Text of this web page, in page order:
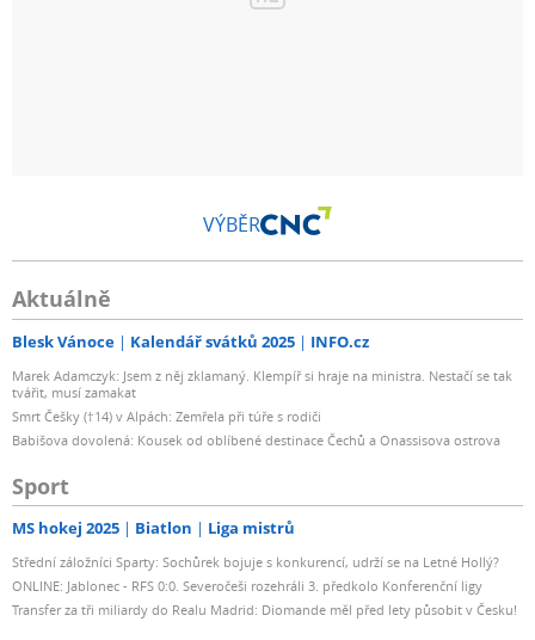
VÝBĚR
Aktuálně
Blesk Vánoce Kalendář svátků 2025 INFO.cz
Marek Adamczyk: Jsem z něj zklamaný. Klempíř si hraje na ministra. Nestačí se tak
tvářit, musí zamakat
Smrt Češky (†14) v Alpách: Zemřela při túře s rodiči
Babišova dovolená: Kousek od oblíbené destinace Čechů a Onassisova ostrova
Sport
MS hokej 2025 Biatlon Liga mistrů
Střední záložníci Sparty: Sochůrek bojuje s konkurencí, udrží se na Letné Hollý?
ONLINE: Jablonec - RFS 0:0. Severočeši rozehráli 3. předkolo Konferenční ligy
Transfer za tři miliardy do Realu Madrid: Diomande měl před lety působit v Česku!